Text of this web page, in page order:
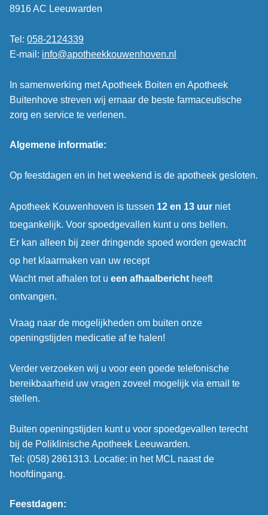
8916 AC Leeuwarden
Tel: 058-2124339
E-mail: info@apotheekkouwenhoven.nl
In samenwerking met Apotheek Boiten en Apotheek
Buitenhove streven wij ernaar de beste farmaceutische
zorg en service te verlenen.
Algemene informatie:
Op feestdagen en in het weekend is de apotheek gesloten.
Apotheek Kouwenhoven is tussen 12 en 13 uur niet
toegankelijk. Voor spoedgevallen kunt u ons bellen.
Er kan alleen bij zeer dringende spoed worden gewacht
op het klaarmaken van uw recept
Wacht met afhalen tot u een afhaalbericht heeft
ontvangen.
Vraag naar de mogelijkheden om buiten onze
openingstijden medicatie af te halen!
Verder verzoeken wij u voor een goede telefonische
bereikbaarheid uw vragen zoveel mogelijk via email te
stellen.
Buiten openingstijden kunt u voor spoedgevallen terecht
bij de Poliklinische Apotheek Leeuwarden.
Tel: (058) 2861313. Locatie: in het MCL naast de
hoofdingang.
Feestdagen: